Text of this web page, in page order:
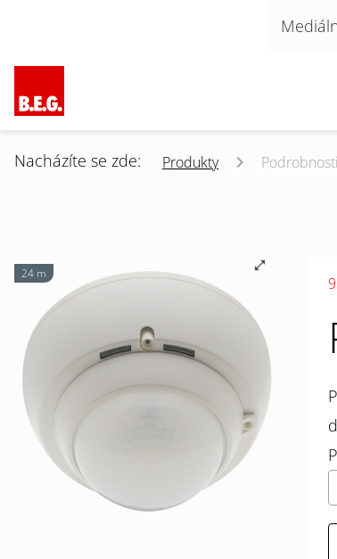
Přeskočit navigaci
Nacházíte se zde: Produkty
24 m